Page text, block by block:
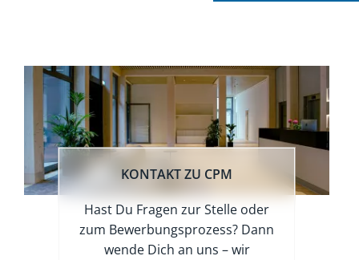
KONTAKT ZU CPM
Hast Du Fragen zur Stelle oder
zum Bewerbungsprozess? Dann
wende Dich an uns – wir